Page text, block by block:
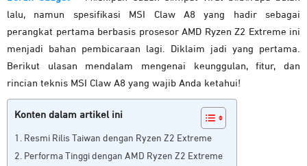
lalu, namun spesifikasi MSI Claw A8 yang hadir sebagai
perangkat pertama berbasis prosesor AMD Ryzen Z2 Extreme ini
menjadi bahan pembicaraan lagi. Diklaim jadi yang pertama.
Berikut ulasan mendalam mengenai keunggulan, fitur, dan
rincian teknis MSI Claw A8 yang wajib Anda ketahui!
Konten dalam artikel ini
Resmi Rilis Taiwan dengan Ryzen Z2 Extreme
Performa Tinggi dengan AMD Ryzen Z2 Extreme